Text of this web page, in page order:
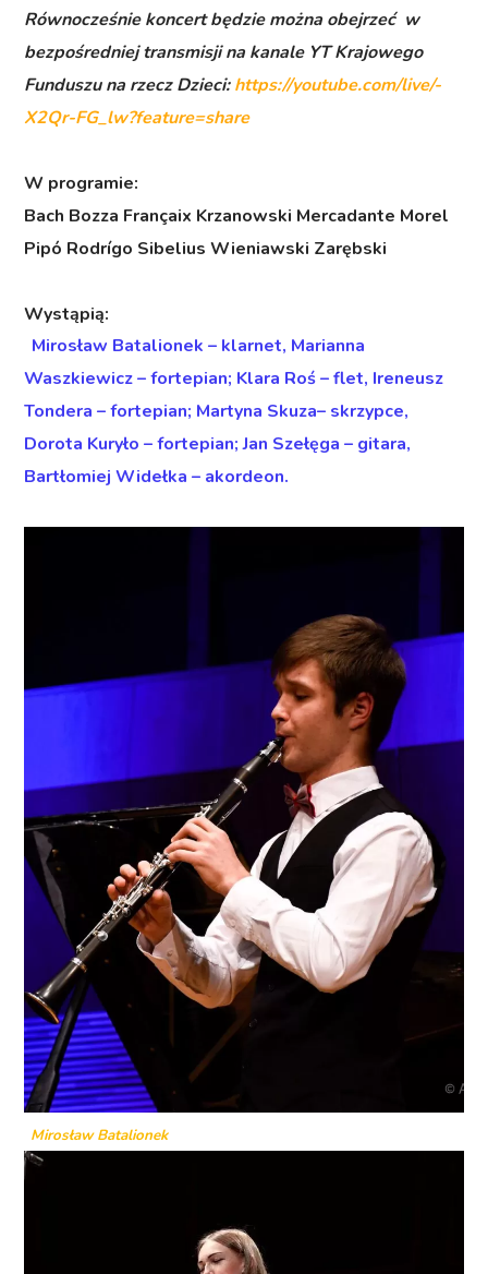
Równocześnie koncert będzie można obejrzeć w
bezpośredniej transmisji na kanale YT Krajowego
Funduszu na rzecz Dzieci:https://youtube.com/live/-
X2Qr-FG_lw?feature=share
W programie:
Bach Bozza Françaix Krzanowski Mercadante Morel
Pipó Rodrígo Sibelius Wieniawski Zarębski
Wystąpią:
Mirosław Batalionek – klarnet, Marianna
Waszkiewicz – fortepian; Klara Roś – flet, Ireneusz
Tondera – fortepian; Martyna Skuza– skrzypce,
Dorota Kuryło – fortepian;Jan Szełęga – gitara,
Bartłomiej Widełka – akordeon.
Mirosław Batalionek